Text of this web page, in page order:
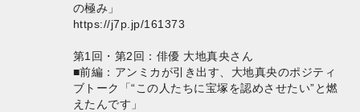
の極み」
https://j7p.jp/161373
第1回・第2回：俳優 大地真央さん
■前編：アンミカが引き出す、大地真央のポジティ
ブトーク「“この人たちに宝塚を認めさせたい”と燃
えたんです」